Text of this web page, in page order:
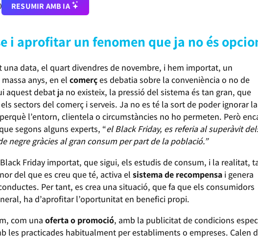
RESUMIR AMB IA
i aprofitar un fenomen que ja no és
data, el quart divendres de novembre, i hem importat, un
anys, en el comerçes debatia sobre la conveniència o no de
aquest debat ja no existeix, la pressió del sistema és tan gran, que
sectors del comerç i serveis. Ja no es té la sort de poder ignorar la
l’entorn, clientela o circumstàncies no ho permeten. Però
segons alguns experts, “el Black Friday, es referia al superàvit
negre gràcies al gran consum per part de la població.”
Friday importat, que sigui, els estudis de consum, i la realitat,
del que es creu que té, activa el sistema de recompensa i genera
Per tant, es crea una situació, que fa que els consumidors
ha d’aprofitar l’oportunitat en benefici propi.
com una oferta o promoció, amb la publicitat de condicions
les practicades habitualment per establiments o empreses. Calen